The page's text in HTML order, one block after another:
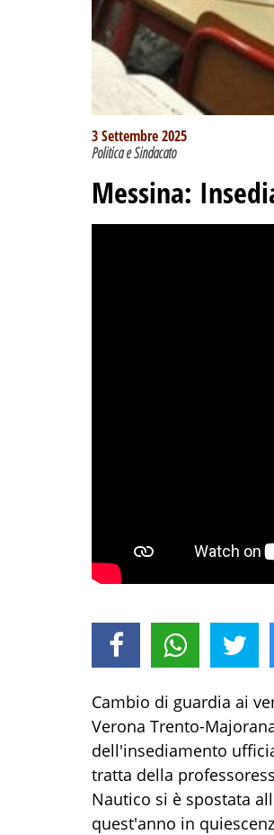
3 Settembre 2025
Politica e Sindacato
Messina:
Cambio di guardia ai
Verona Trento-
dell'insediamento
tratta della
Nautico si è spostata
quest'anno in